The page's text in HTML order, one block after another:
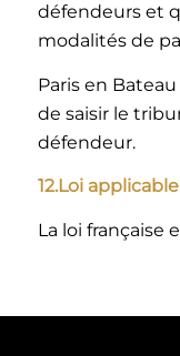
défendeurs et
modalités de
Paris en
de saisir le
défendeur.
12.Loi applicable
La loi française